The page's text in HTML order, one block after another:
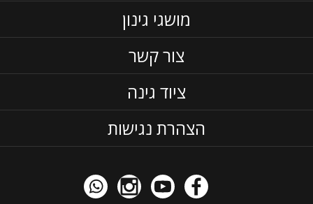
מושגי גינון
צור קשר
ציוד גינה
הצהרת נגישות